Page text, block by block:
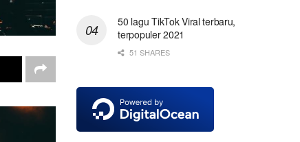
50 lagu TikTok Viral terbaru,
terpopuler 2021
51 SHARES